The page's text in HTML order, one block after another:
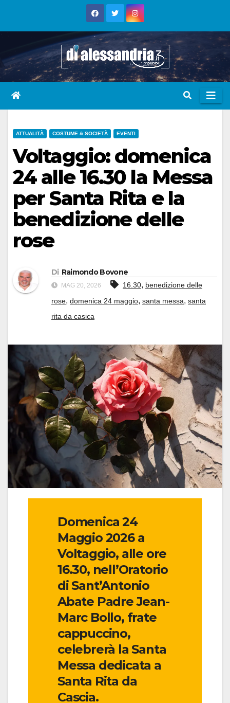
ATTUALITÀ COSTUME & SOCIETÀ EVENTI
Voltaggio: domenica
24 alle 16.30 la Messa
per Santa Rita e la
benedizione delle
rose
Di Raimondo Bovone
MAG 20, 2026 16.30, benedizione delle
rose, domenica 24 maggio, santa messa, santa
rita da casica
Domenica 24
Maggio 2026 a
Voltaggio, alle ore
16.30, nell’Oratorio
di Sant’Antonio
Abate Padre Jean-
Marc Bollo, frate
cappuccino,
celebrerà la Santa
Messa dedicata a
Santa Rita da
Cascia.